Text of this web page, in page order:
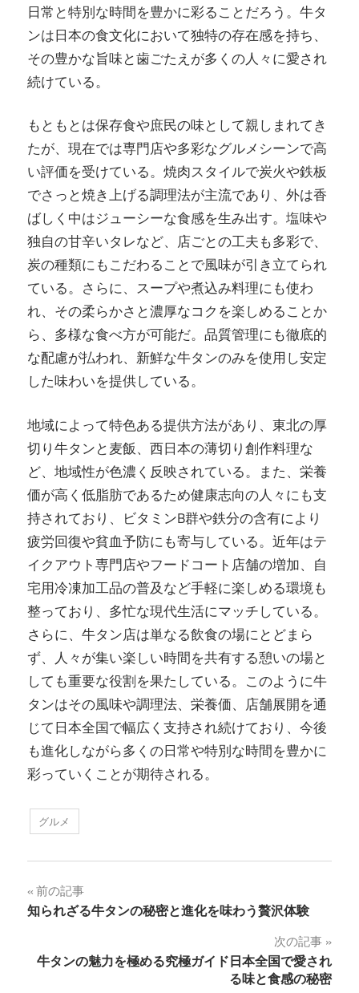
日常と特別な時間を豊かに彩ることだろう。牛タ
ンは日本の食文化において独特の存在感を持ち、
その豊かな旨味と歯ごたえが多くの人々に愛され
続けている。
もともとは保存食や庶民の味として親しまれてき
たが、現在では専門店や多彩なグルメシーンで高
い評価を受けている。焼肉スタイルで炭火や鉄板
でさっと焼き上げる調理法が主流であり、外は香
ばしく中はジューシーな食感を生み出す。塩味や
独自の甘辛いタレなど、店ごとの工夫も多彩で、
炭の種類にもこだわることで風味が引き立てられ
ている。さらに、スープや煮込み料理にも使わ
れ、その柔らかさと濃厚なコクを楽しめることか
ら、多様な食べ方が可能だ。品質管理にも徹底的
な配慮が払われ、新鮮な牛タンのみを使用し安定
した味わいを提供している。
地域によって特色ある提供方法があり、東北の厚
切り牛タンと麦飯、西日本の薄切り創作料理な
ど、地域性が色濃く反映されている。また、栄養
価が高く低脂肪であるため健康志向の人々にも支
持されており、ビタミンB群や鉄分の含有により
疲労回復や貧血予防にも寄与している。近年はテ
イクアウト専門店やフードコート店舗の増加、自
宅用冷凍加工品の普及など手軽に楽しめる環境も
整っており、多忙な現代生活にマッチしている。
さらに、牛タン店は単なる飲食の場にとどまら
ず、人々が集い楽しい時間を共有する憩いの場と
しても重要な役割を果たしている。このように牛
タンはその風味や調理法、栄養価、店舗展開を通
じて日本全国で幅広く支持され続けており、今後
も進化しながら多くの日常や特別な時間を豊かに
彩っていくことが期待される。
グルメ
投
稿
ナ
前の記事
知られざる牛タンの秘密と進化を味わう贅沢体験
次の記事
牛タンの魅力を極める究極ガイド日本全国で愛され
る味と食感の秘密